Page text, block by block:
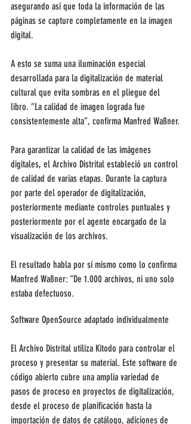
asegurando así que toda la información de las
páginas se capture completamente en la imagen
digital.
A esto se suma una iluminación especial
desarrollada para la digitalización de material
cultural que evita sombras en el pliegue del
libro. “La calidad de imagen lograda fue
consistentemente alta”, confirma Manfred Waßner.
Para garantizar la calidad de las imágenes
digitales, el Archivo Distrital estableció un control
de calidad de varias etapas. Durante la captura
por parte del operador de digitalización,
posteriormente mediante controles puntuales y
posteriormente por el agente encargado de la
visualización de los archivos.
El resultado habla por sí mismo como lo confirma
Manfred Waßner: “De 1.000 archivos, ni uno solo
estaba defectuoso.
Software OpenSource adaptado individualmente
El Archivo Distrital utiliza Kitodo para controlar el
proceso y presentar su material. Este software de
código abierto cubre una amplia variedad de
pasos de proceso en proyectos de digitalización,
desde el proceso de planificación hasta la
importación de datos de catálogo, adiciones de